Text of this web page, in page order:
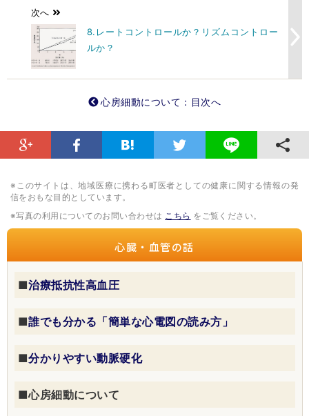
次へ
8.レートコントロールか？リズムコントロー
ルか？
心房細動について：目次へ
※このサイトは、地域医療に携わる町医者としての健康に関する情報の発
信をおもな目的としています。
※写真の利用についてのお問い合わせは こちら をご覧ください。
心臓・血管の話
■治療抵抗性高血圧
■誰でも分かる「簡単な心電図の読み方」
■分かりやすい動脈硬化
■心房細動について